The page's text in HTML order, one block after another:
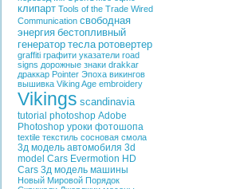
клипарт Tools of the Trade Wired
Communication свободная
энергия бестопливный
генератор тесла ротовертер
graffiti графити указатели road
signs дорожные знаки drakkar
драккар Pointer Эпоха викингов
вышивка Viking Age embroidery
Vikings scandinavia
tutorial photoshop Adobe
Photoshop уроки фотошопа
textile текстиль сосновая смола
3д модель автомобиля 3d
model Cars Evermotion HD
Cars 3д модель машины
Новый Мировой Порядок